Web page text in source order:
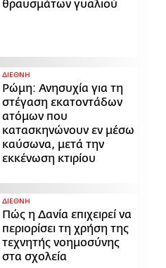
θραυσμάτων γυαλιού
ΔΙΕΘΝΗ
Ρώμη: Ανησυχία για τη
στέγαση εκατοντάδων
ατόμων που
κατασκηνώνουν εν μέσω
καύσωνα, μετά την
εκκένωση κτιρίου
ΔΙΕΘΝΗ
Πώς η Δανία επιχειρεί να
περιορίσει τη χρήση της
τεχνητής νοημοσύνης
στα σχολεία